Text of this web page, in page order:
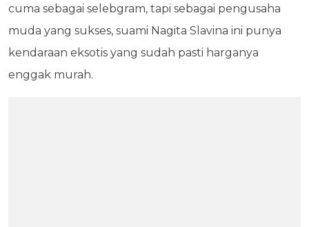
cuma sebagai selebgram, tapi sebagai pengusaha
muda yang sukses, suami Nagita Slavina ini punya
kendaraan eksotis yang sudah pasti harganya
enggak murah.